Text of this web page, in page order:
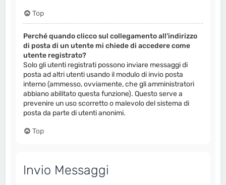
Top
Perché quando clicco sul collegamento all’indirizzo
di posta di un utente mi chiede di accedere come
utente registrato?
Solo gli utenti registrati possono inviare messaggi di
posta ad altri utenti usando il modulo di invio posta
interno (ammesso, ovviamente, che gli amministratori
abbiano abilitato questa funzione). Questo serve a
prevenire un uso scorretto o malevolo del sistema di
posta da parte di utenti anonimi.
Top
Invio Messaggi